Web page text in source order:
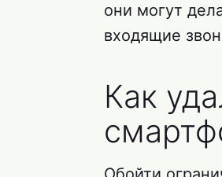
они могут
входящие
Как